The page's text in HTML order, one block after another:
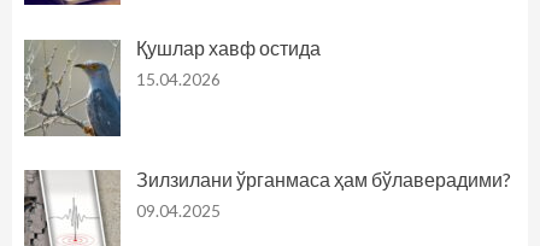
Қушлар хавф остида
15.04.2026
Зилзилани ўрганмаса ҳам бўлаверадими?
09.04.2025